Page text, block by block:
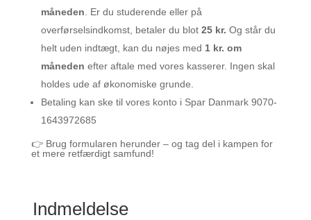
måneden . Er du studerende eller på
overførselsindkomst, betaler du blot 25 kr. Og står du
helt uden indtægt, kan du nøjes med 1 kr. om
måneden efter aftale med vores kasserer. Ingen skal
holdes ude af økonomiske grunde.
Betaling kan ske til vores konto i Spar Danmark 9070-
1643972685
👉 Brug formularen herunder – og tag del i kampen for
et mere retfærdigt samfund!
Indmeldelse